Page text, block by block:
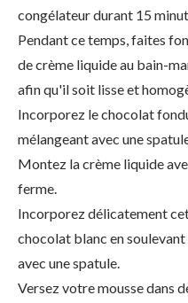
congélateur durant 15
Pendant ce temps, faites
de crème liquide au bain-
afin qu'il soit lisse et
Incorporez le chocolat
mélangeant avec une
Montez la crème liquide
ferme.
Incorporez délicatement
chocolat blanc en soulevant
avec une spatule.
Versez votre mousse dans